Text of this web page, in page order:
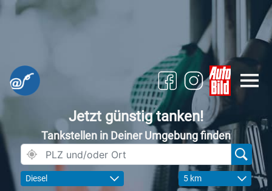
Jetzt günstig tanken!
Tankstellen in Deiner Umgebung finden
Diesel 5 km